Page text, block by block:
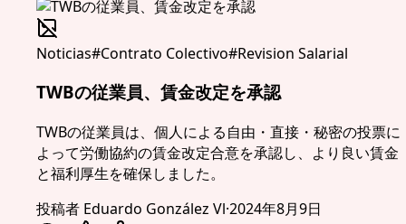
Noticias#Contrato Colectivo#Revision Salarial
TWBの従業員、賃金改定を承認
TWBの従業員は、個人による自由・直接・秘密の投票に
よって労働協約の賃金改定合意を承認し、より良い賃金
と福利厚生を確保しました。
投稿者 Eduardo González Vl·2024年8月9日